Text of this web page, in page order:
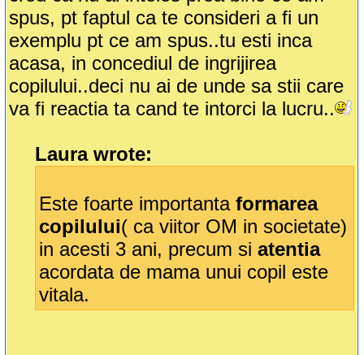
spus, pt faptul ca te consideri a fi un
exemplu pt ce am spus..tu esti inca
acasa, in concediul de ingrijirea
copilului..deci nu ai de unde sa stii care
va fi reactia ta cand te intorci la lucru..
Laura wrote:
Este foarte importantaformarea
copilului( ca viitor OM in societate)
in acesti 3 ani, precum siatentia
acordata de mama unui copil este
vitala.